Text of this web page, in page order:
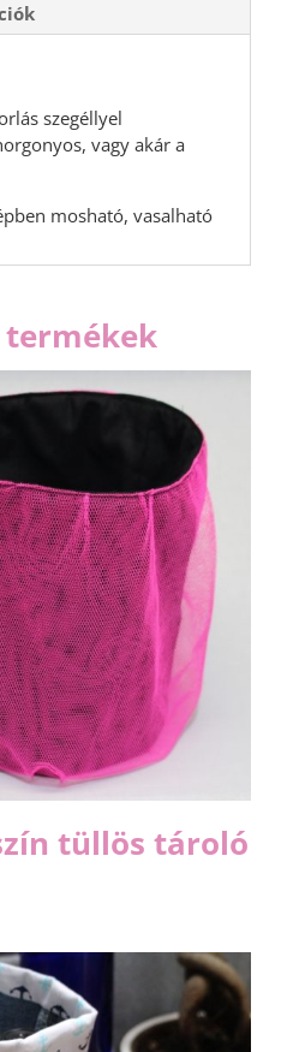
szegéllyel
vagy akár a
mosható, vasalható
termékek
tüllös tároló